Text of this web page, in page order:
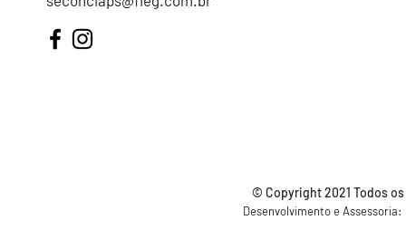
© Copyright 2021 Todos
Desenvolvimento e